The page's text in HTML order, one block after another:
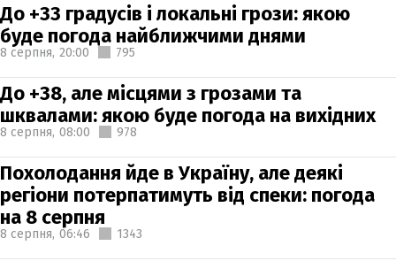
До +33 градусів і локальні грози: якою
буде погода найближчими днями
8 серпня, 20:00 795
До +38, але місцями з грозами та
шквалами: якою буде погода на вихідних
8 серпня, 08:00 978
Похолодання йде в Україну, але деякі
регіони потерпатимуть від спеки: погода
на 8 серпня
8 серпня, 06:46 1343